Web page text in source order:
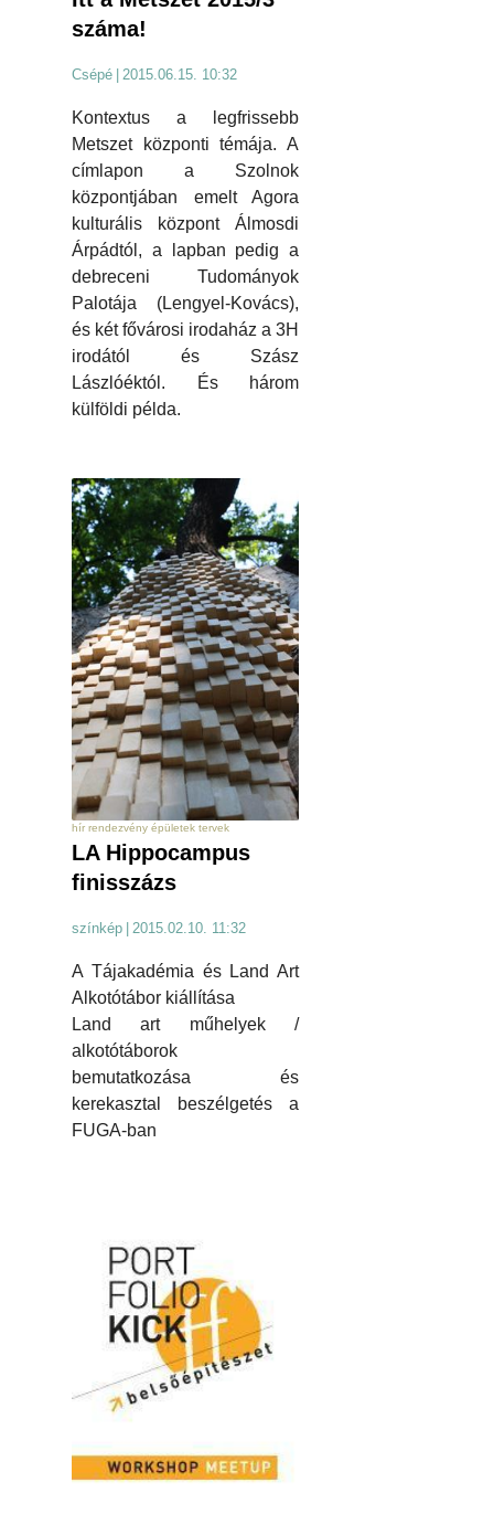
száma!
Csépé 2015.06.15. 10:32
Kontextus a legfrissebb
Metszet központi témája. A
címlapon a Szolnok
központjában emelt Agora
kulturális központ Álmosdi
Árpádtól, a lapban pedig a
debreceni Tudományok
Palotája (Lengyel-Kovács),
és két fővárosi irodaház a 3H
irodától és Szász
Lászlóéktól. És három
külföldi példa.
hír rendezvény épületek tervek
LA Hippocampus
finisszázs
színkép 2015.02.10. 11:32
A Tájakadémia és Land Art
Alkotótábor kiállítása
Land art műhelyek /
alkotótáborok
bemutatkozása és
kerekasztal beszélgetés a
FUGA-ban